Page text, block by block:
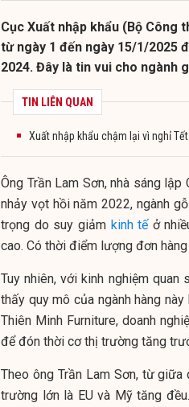
Cục Xuất nhập khẩu (Bộ Công
từ ngày 1 đến ngày 15/1/2025
2024. Đây là tin vui cho ngành
TIN LIÊN QUAN
Xuất nhập khẩu chậm lại vì nghỉ Tết
Ông Trần Lam Sơn, nhà sáng
nhảy vọt hồi năm 2022, ngành
trọng do suy giảm kinh tếở
cao. Có thời điểm lượng đơn
Tuy nhiên, với kinh nghiệm quan
thấy quy mô của ngành hàng
Thiên Minh Furniture, doanh
để đón thời cơ thị trường tăng
Theo ông Trần Lam Sơn, từ
trường lớn là EU và Mỹ tăng